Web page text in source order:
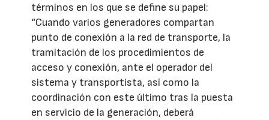
términos en los que se define su papel:
“Cuando varios generadores compartan
punto de conexión a la red de transporte, la
tramitación de los procedimientos de
acceso y conexión, ante el operador del
sistema y transportista, así como la
coordinación con este último tras la puesta
en servicio de la generación, deberá